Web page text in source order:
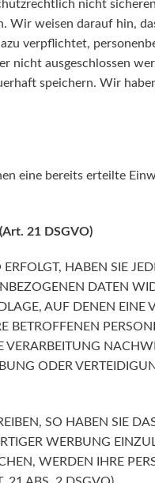
nicht
weisen darauf hin,
verpflichtet,
nicht ausgeschlossen
speichern. Wir
eine bereits erteilte
21 DSGVO)
HABEN SIE
DATEN
AUF DENEN EINE
BETROFFENEN
ODER
SO HABEN SIE
WERBUNG
WERDEN IHRE